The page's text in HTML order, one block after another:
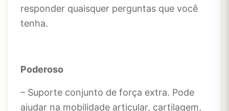
responder quaisquer perguntas que você
tenha.
Poderoso
– Suporte conjunto de força extra. Pode
ajudar na mobilidade articular, cartilagem,